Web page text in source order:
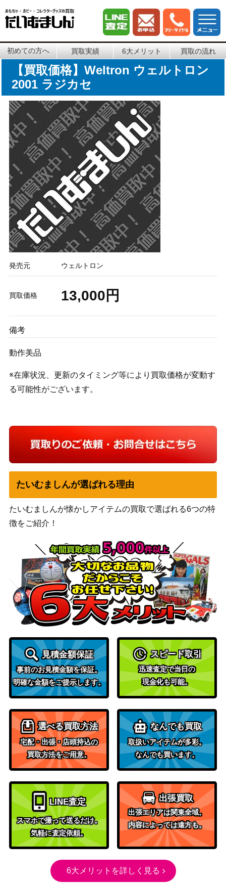
初めての方へ 買取実績 6大メリット 買取の流れ
【買取価格】Weltron ウェルトロン
2001 ラジカセ
発売元 ウェルトロン
買取価格 13,000円
備考
動作美品
※在庫状況、更新のタイミング等により買取価格が変動す
る可能性がございます。
たいむましんが選ばれる理由
たいむましんが懐かしアイテムの買取で選ばれる6つの特
徴をご紹介！
見積金額保証
事前のお見積金額を保証。
明確な金額をご提示します。
スピード取引
迅速査定で当日の
現金化も可能。
選べる買取方法
宅配・出張・店頭持込の
買取方法をご用意。
なんでも買取
取扱いアイテムが多彩。
なんでも買います。
LINE査定
スマホで撮って送るだけ。
気軽に査定依頼。
出張買取
出張エリアは関東全域。
内容によっては遠方も。
6大メリットを詳しく見る